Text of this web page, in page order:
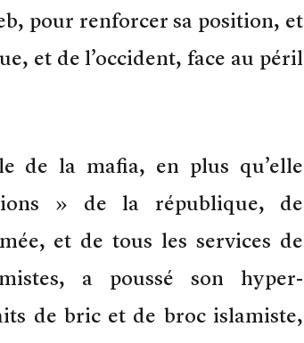
pour renforcer sa position, et
et de l’occident, face au péril
de la mafia, en plus qu’elle
» de la république, de
et de tous les services de
a poussé son hyper-
de bric et de broc islamiste,